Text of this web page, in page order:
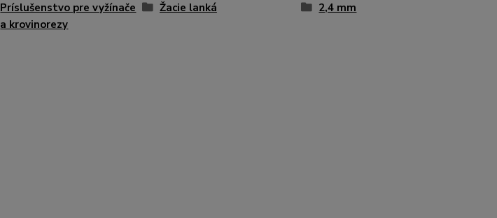
Príslušenstvo pre vyžínače
a krovinorezy
Žacie lanká 2,4 mm